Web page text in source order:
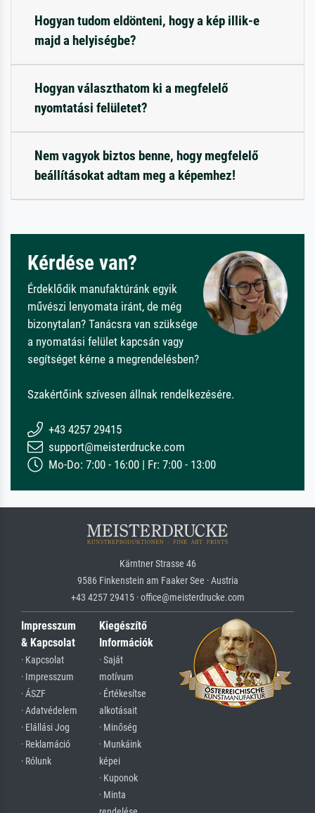
Hogyan tudom eldönteni, hogy a kép illik-e
majd a helyiségbe?
Hogyan választhatom ki a megfelelő
nyomtatási felületet?
Nem vagyok biztos benne, hogy megfelelő
beállításokat adtam meg a képemhez!
Kérdése van?
Érdeklődik manufaktúránk egyik
művészi lenyomata iránt, de még
bizonytalan? Tanácsra van szüksége
a nyomatási felület kapcsán vagy
segítséget kérne a megrendelésben?
Szakértőink szívesen állnak rendelkezésére.
+43 4257 29415
support@meisterdrucke.com
Mo-Do: 7:00 - 16:00 | Fr: 7:00 - 13:00
Kärntner Strasse 46
9586 Finkenstein am Faaker See · Austria
+43 4257 29415 · office@meisterdrucke.com
Impresszum
& Kapcsolat
· Kapcsolat
· Impresszum
· ÁSZF
· Adatvédelem
· Elállási Jog
· Reklamáció
· Rólunk
Kiegészítő
Információk
· Saját
motívum
· Értékesítse
alkotásait
· Minőség
· Munkáink
képei
· Kuponok
· Minta